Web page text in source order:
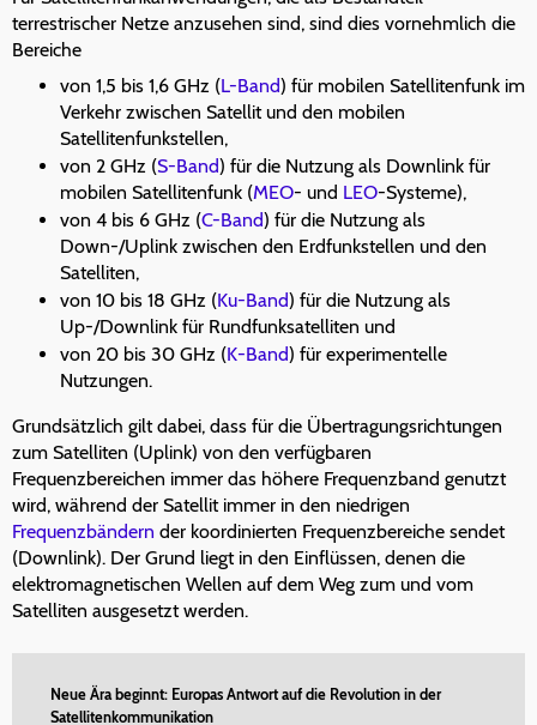
terrestrischer Netze anzusehen sind, sind dies vornehmlich die
Bereiche
von 1,5 bis 1,6 GHz (L-Band) für mobilen Satellitenfunk im
Verkehr zwischen Satellit und den mobilen
Satellitenfunkstellen,
von 2 GHz (S-Band) für die Nutzung als Downlink für
mobilen Satellitenfunk (MEO- und LEO-Systeme),
von 4 bis 6 GHz (C-Band) für die Nutzung als
Down-/Uplink zwischen den Erdfunkstellen und den
Satelliten,
von 10 bis 18 GHz (Ku-Band) für die Nutzung als
Up-/Downlink für Rundfunksatelliten und
von 20 bis 30 GHz (K-Band) für experimentelle
Nutzungen.
Grundsätzlich gilt dabei, dass für die Übertragungsrichtungen
zum Satelliten (Uplink) von den verfügbaren
Frequenzbereichen immer das höhere Frequenzband genutzt
wird, während der Satellit immer in den niedrigen
Frequenzbändern der koordinierten Frequenzbereiche sendet
(Downlink). Der Grund liegt in den Einflüssen, denen die
elektromagnetischen Wellen auf dem Weg zum und vom
Satelliten ausgesetzt werden.
Neue Ära beginnt: Europas Antwort auf die Revolution in der
Satellitenkommunikation